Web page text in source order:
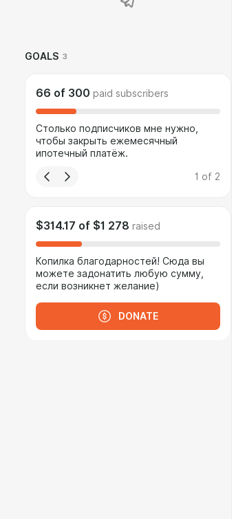
GOALS 3
66 of 300 paid subscribers
Столько подписчиков мне нужно,
чтобы закрыть ежемесячный
ипотечный платёж.
1 of 2
$314.17 of $1 278 raised
Копилка благодарностей! Сюда вы
можете задонатить любую сумму,
если возникнет желание)
DONATE